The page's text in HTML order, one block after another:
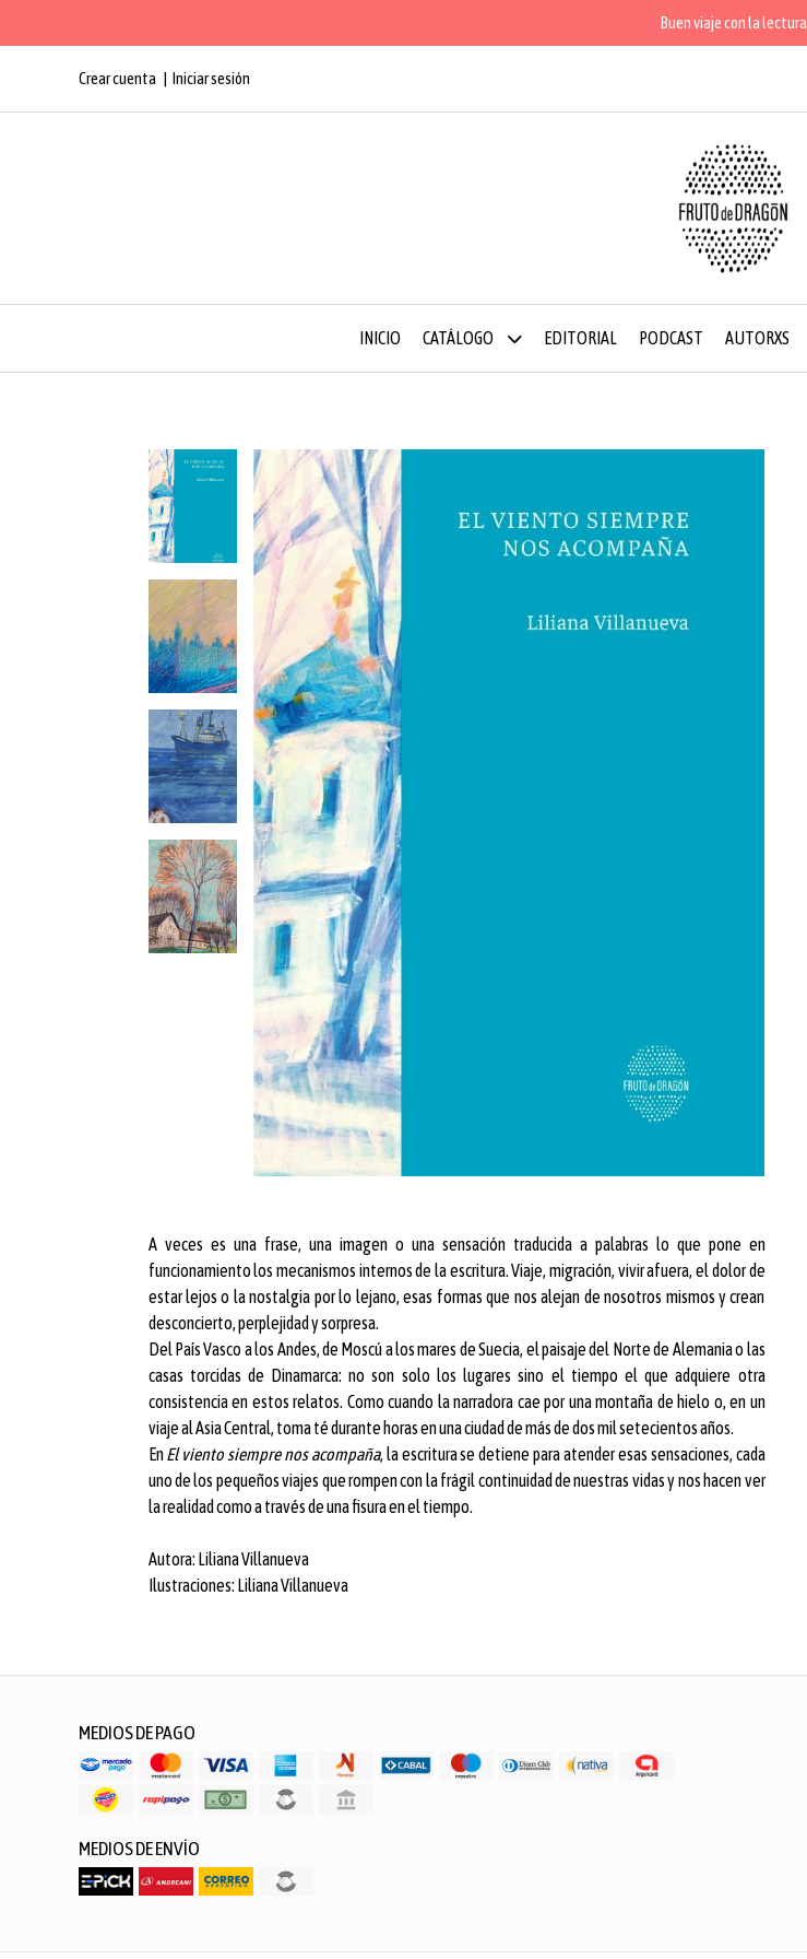
Buen viaje con la lectura
Crear cuenta Iniciar sesión
INICIO CATÁLOGO EDITORIAL PODCAST AUTORXS
A veces es una frase, una imagen o una sensación traducida a palabras lo que pone en
funcionamiento los mecanismos internos de la escritura. Viaje, migración, vivir afuera, el dolor de
estar lejos o la nostalgia por lo lejano, esas formas que nos alejan de nosotros mismos y crean
desconcierto, perplejidad y sorpresa.
Del País Vasco a los Andes, de Moscú a los mares de Suecia, el paisaje del Norte de Alemania o las
casas torcidas de Dinamarca: no son solo los lugares sino el tiempo el que adquiere otra
consistencia en estos relatos. Como cuando la narradora cae por una montaña de hielo o, en un
viaje al Asia Central, toma té durante horas en una ciudad de más de dosmil setecientos años.
EnEl viento siempre nos acompaña, la escritura se detiene para atender esas sensaciones, cada
uno de los pequeños viajes que rompen con la frágil continuidad de nuestras vidas y nos hacen ver
la realidad como a través de una fisura en el tiempo.
Autora: Liliana Villanueva
Ilustraciones: Liliana Villanueva
MEDIOS DE PAGO
MEDIOS DE ENVÍO